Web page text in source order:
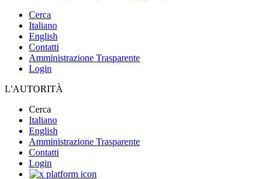
Cerca
Italiano
English
Contatti
Amministrazione Trasparente
Login
L'AUTORITÀ
Cerca
Italiano
English
Amministrazione Trasparente
Contatti
Login